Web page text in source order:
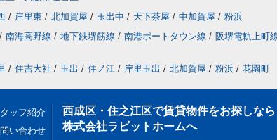
/ 岸里東 / 北加賀屋 / 玉出中 / 天下茶屋 / 中加賀屋 / 粉浜
/ 南海高野線 / 地下鉄堺筋線 / 南港ポートタウン線 / 阪堺電軌上町
/ 住吉大社 / 玉出 / 住ノ江 / 岸里玉出 / 北加賀屋 / 粉浜 / 花園町
ッフ紹介
い合わせ
西成区・住之江区で賃貸物件をお探しなら
株式会社ラビットホームへ